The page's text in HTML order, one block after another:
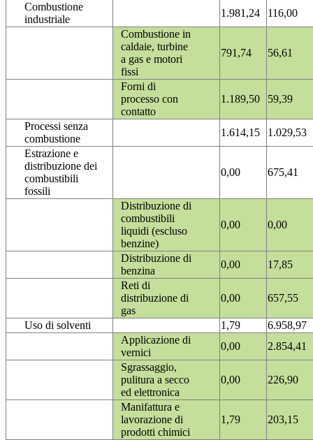
Combustione
industriale
1.981,24
116,00
Combustione in
caldaie, turbine
a gas e motori
fissi
791,74 56,61
Forni di
processo con
contatto
1.189,50 59,39
Processi senza
combustione
1.614,15
1.029,53
Estrazione e
distribuzione dei
combustibili
fossili
0,00 675,41
Distribuzione di
combustibili
liquidi (escluso
benzine)
0,00 0,00
Distribuzione di
benzina
0,00
17,85
Reti di
distribuzione di
gas
0,00 657,55
Uso di solventi 1,79
6.958,97
Applicazione di
vernici
0,00
2.854,41
Sgrassaggio,
pulitura a secco
ed elettronica
0,00 226,90
Manifattura e
lavorazione di
prodotti chimici
1,79 203,15